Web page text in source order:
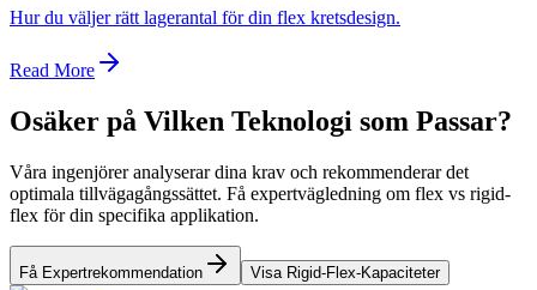
Hur du väljer rätt lagerantal för din flex kretsdesign.
Read More
Osäker på Vilken Teknologi som Passar?
Våra ingenjörer analyserar dina krav och rekommenderar det
optimala tillvägagångssättet. Få expertvägledning om flex vs rigid-
flex för din specifika applikation.
Få Expertrekommendation Visa Rigid-Flex-Kapaciteter